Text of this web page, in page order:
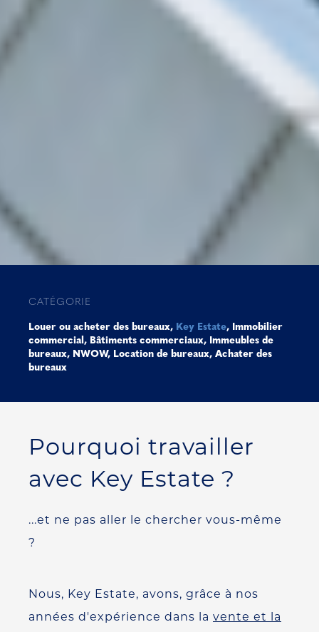
CATÉGORIE
Louer ou acheter des bureaux, Key Estate, Immobilier
commercial, Bâtiments commerciaux, Immeubles de
bureaux, NWOW, Location de bureaux, Achater des
bureaux
Pourquoi travailler
avec Key Estate ?
...et ne pas aller le chercher vous-même
?
Nous, Key Estate, avons, grâce à nos
années d'expérience dans la vente et la